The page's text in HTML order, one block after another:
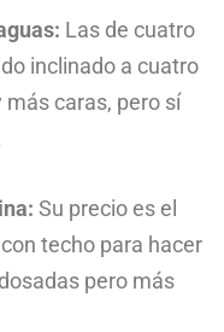
Las de cuatro
inclinado a cuatro
caras, pero sí
Su precio es el
techo para hacer
pero más